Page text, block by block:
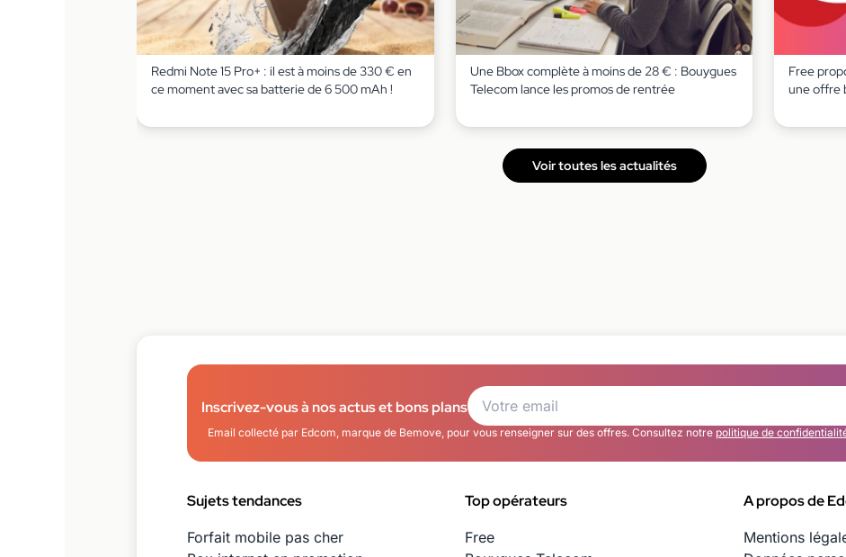
Redmi Note 15 Pro+ : il est à moins de 330 € en
ce moment avec sa batterie de 6 500 mAh !
Une Bbox complète à moins de 28 € : Bouygues
Telecom lance les promos de rentrée
Free
une offre
Voir toutes les actualités
Inscrivez-vous à nos actus et bons plans
Email collecté par Edcom, marque de Bemove, pour vous renseigner sur des offres. Consultez notre politique de
Sujets tendances
Forfait mobile pas cher
Top opérateurs
Free
A propos de
Mentions